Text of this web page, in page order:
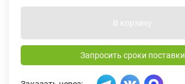
В корзину
Запросить сроки поставки